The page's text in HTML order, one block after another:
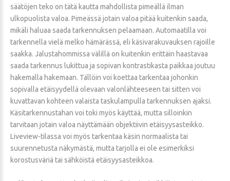
säätöjen teko on tätä kautta mahdollista pimeällä ilman
ulkopuolista valoa. Pimeässä jotain valoa pitää kuitenkin saada,
mikäli haluaa saada tarkennuksen pelaamaan. Automaatilla voi
tarkennella vielä melko hämärässä, eli käsivarakuvauksen rajoille
saakka. Jalustahommissa välillä on kuitenkin erittäin haastavaa
saada tarkennus lukittua ja sopivan kontrastikasta paikkaa joutuu
hakemalla hakemaan. Tällöin voi koettaa tarkentaa johonkin
sopivalla etäisyydellä olevaan valonlähteeseen tai sitten voi
kuvattavan kohteen valaista taskulampulla tarkennuksen ajaksi.
Käsitarkennustahan voi toki myös käyttää, mutta silloinkin
tarvitaan jotain valoa näyttämään objektiivin etäisyysasteikko.
Liveview-tilassa voi myös tarkentaa käsin normaalista tai
suurennetusta näkymästä, mutta tarjolla ei ole esimerkiksi
korostusväriä tai sähköistä etäisyysasteikkoa.